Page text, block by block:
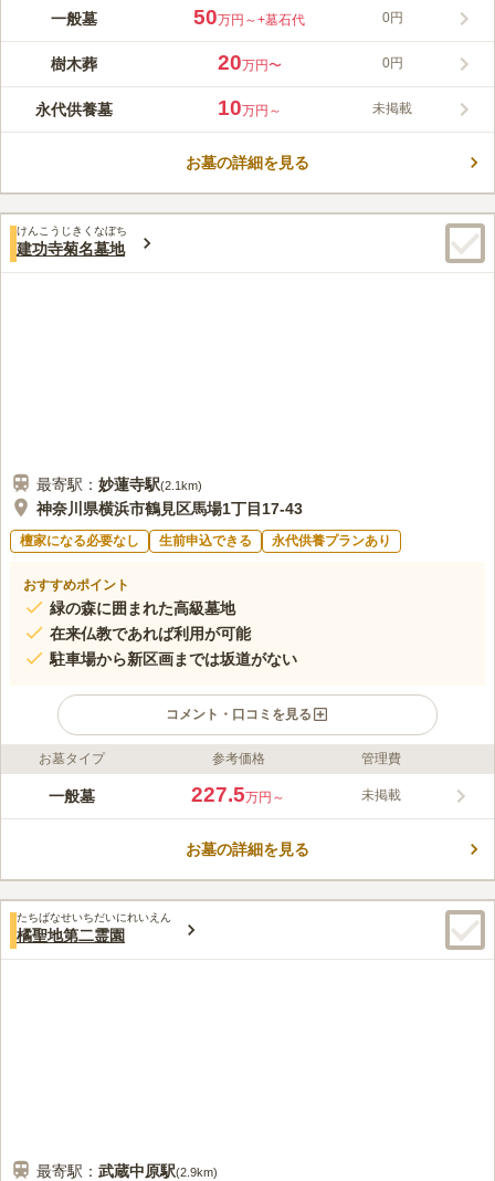
眞福寺墓苑は眞福寺の南側、「西大井共同墓地」に隣接していま
います。檀家のための代々用の墓地のほか、耐震仕様（震度7ま
で）のカロート一体型の洋型墓地であるテラス墓地、花壇タイプ
用できる樹木葬型花壇墓地、管理費など追加費用がかからない永
代供養墓（浄瑠璃廟）があります。
一般墓 50万円～+墓石代 0円
樹木葬 20万円〜 0円
永代供養墓 10万円～ 未掲載
お墓の詳細を見る
けんこうじきくなぼち
建功寺菊名墓地
最寄駅： 妙蓮寺駅(2.1km)
神奈川県横浜市鶴見区馬場1丁目17-43
檀家になる必要なし 生前申込できる 永代供養プランあり
おすすめポイント
緑の森に囲まれた高級墓地
在来仏教であれば利用が可能
駐車場から新区画までは坂道がない
コメント・口コミを見る
ライフドット編集部のコメント
建功寺菊名墓地は、東急東横線「菊名駅」から横浜市営バスで約
す。 宗旨宗派不問（但し在来仏教）のため、誰でも申し込みが
安心です。
口コミ評価
みんなの評価
40代男性
故人への贈り物ですから「墓前に置いてきたい」と考える人もい
お墓タイプ 参考価格 管理費
一般墓 227.5万円～ 未掲載
お墓の詳細を見る
たちばなせいちだいにれいえん
橘聖地第二霊園
最寄駅： 武蔵中原駅(2.9km)